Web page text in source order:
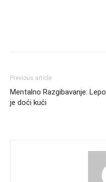
Previous article
Mentalno Razgibavanje: Lepo
je doći kući